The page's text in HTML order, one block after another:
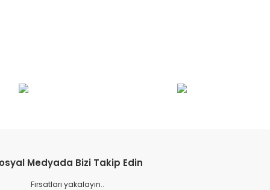
Medyada Bizi Takip Edin
Fırsatları yakalayın..